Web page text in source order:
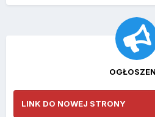
LINK DO NOWEJ STRONY